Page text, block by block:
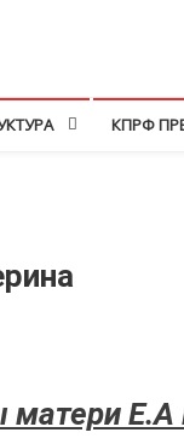
КПРФ
матери Е.А